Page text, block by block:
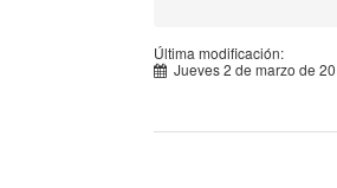
Última modificación:
Jueves 2 de marzo de